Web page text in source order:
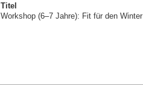
Titel
Workshop (6–7 Jahre): Fit für den Winter